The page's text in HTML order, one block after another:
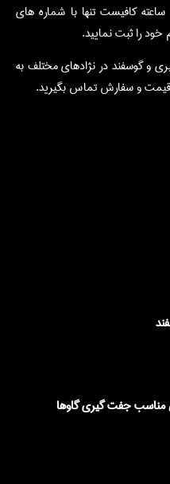
برای دریافت خدمات ما به صورت 24 ساعته کافیست تنها با شماره های
را ثبت نمایید.
و گوسفند در نژادهای مختلف به
قیمت و سفارش تماس بگیرید.